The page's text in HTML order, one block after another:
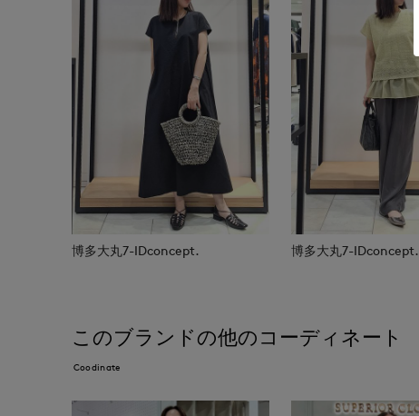
博多大丸7-IDconcept. 博多大丸7-IDconcept.
このブランドの他のコーディネート
Coodinate